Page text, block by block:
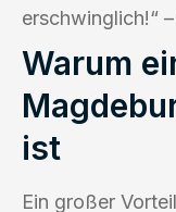
erschwinglich!“
Warum
ist
Ein großer